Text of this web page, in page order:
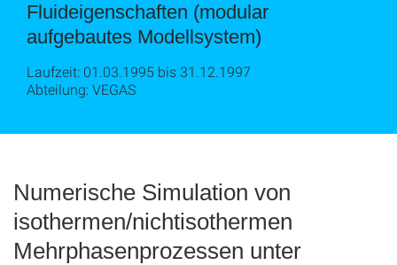
Fluideigenschaften (modular
aufgebautes Modellsystem)
Laufzeit: 01.03.1995 bis 31.12.1997
Abteilung: VEGAS
Numerische Simulation von
isothermen/nichtisothermen
Mehrphasenprozessen unter